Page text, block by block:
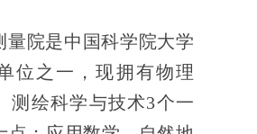
量院是中国科学院大学
位之一，现拥有物理
测绘科学与技术3个一